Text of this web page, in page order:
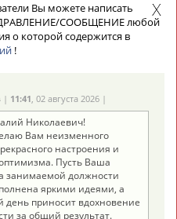
Вы можете написать
СООБЩЕНИЕ любой
о которой содержится в
!
| 11:41, 02 августа 2026 |
Николаевич!
Вам неизменного
настроения и
Пусть Ваша
занимаемой должности
яркими идеями, а
день приносит вдохновение
за общий результат.